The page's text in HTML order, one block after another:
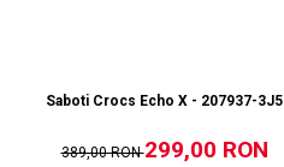
RP Saboti Crocs Echo X - 207937-3J5
389,00 RON299,00 RON